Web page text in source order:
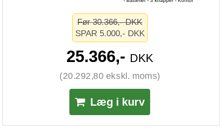
Før 30.366,- DKK
SPAR 5.000,- DKK
25.366,- DKK
(20.292,80 ekskl. moms)
Læg i kurv